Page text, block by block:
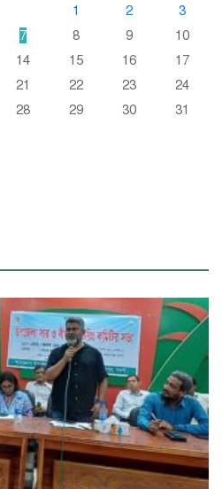
1
2
3
7 8 9
10
14 15 16
17
21 22 23
24
28 29 30
31